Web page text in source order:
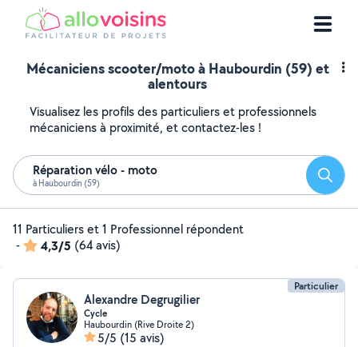
Mécaniciens scooter/moto à Haubourdin (59) et
alentours
Visualisez les profils des particuliers et professionnels
mécaniciens à proximité, et contactez-les !
Réparation vélo - moto
à Haubourdin (59)
11 Particuliers et 1 Professionnel répondent
-
4,3/5 (64 avis)
Particulier
Alexandre Degrugilier
Cycle
Haubourdin (Rive Droite 2)
5/5 (15 avis)